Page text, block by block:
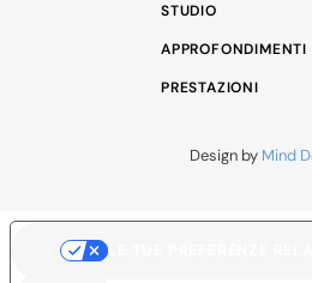
STUDIO
APPROFONDIMENTI
PRESTAZIONI
Design by Mind